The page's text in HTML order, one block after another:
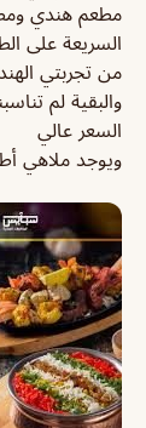
مطعم هندي
السريعة على
من تجربتي
والبقية لم
السعر عالي
ويوجد ملاهي